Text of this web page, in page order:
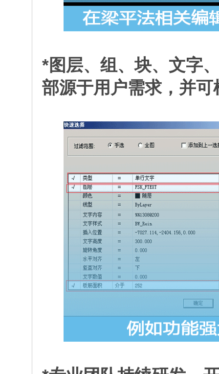
*图层、组、块、文字
部源于用户需求，并